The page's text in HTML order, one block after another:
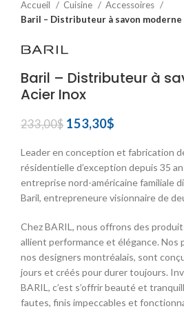
Accueil Cuisine
Accessoires
Baril – Distributeur à savon moderne
Baril – Distributeur à
Acier Inox
233,00$ Le
initial
était :
233,00$.
153,30$
actuel
est :
153,30$.
Leader en conception et fabrication
résidentielle d’exception depuis 35
entreprise nord-américaine familiale
Baril, entrepreneure visionnaire de
Chez BARIL, nous offrons des
allient performance et élégance. Nos
nos designers montréalais, sont
jours et créés pour durer toujours.
BARIL, c’est s’offrir beauté et
fautes, finis impeccables et